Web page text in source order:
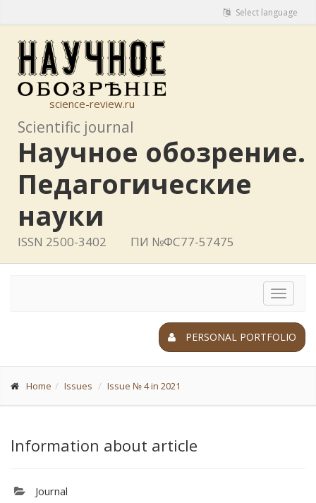
Select language
science-review.ru
Scientific journal
Научное обозрение.
Педагогические
науки
ISSN 2500-3402 ПИ №ФС77-57475
Toggle
PERSONAL PORTFOLIO
Home Issues Issue № 4 in 2021
Information about article
Journal